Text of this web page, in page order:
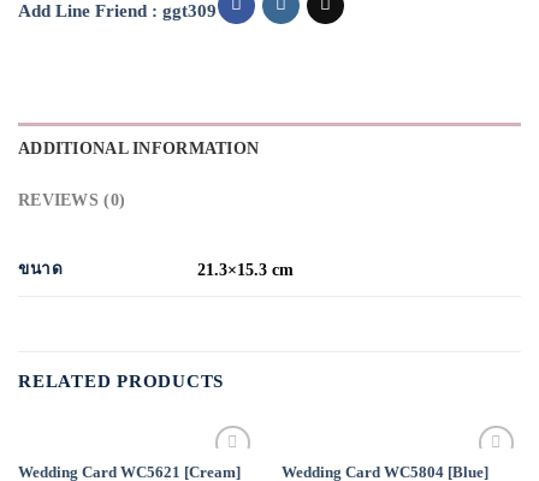
Add Line Friend : ggt309
ADDITIONAL INFORMATION
REVIEWS (0)
ขนาด 21.3×15.3 cm
RELATED PRODUCTS
Add to
Wedding Card WC5621 [Cream] Add to
Wedding Card WC5804 [Blue]